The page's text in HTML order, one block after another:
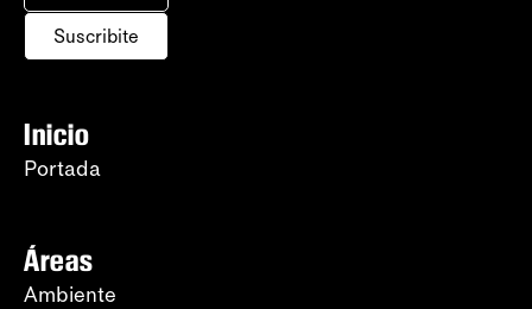
Suscribite
Inicio
Portada
Áreas
Ambiente